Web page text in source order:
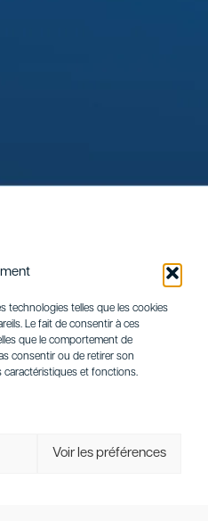
technologies telles que les cookies
Le fait de consentir à ces
que le comportement de
consentir ou de retirer son
et fonctions.
Voir les préférences